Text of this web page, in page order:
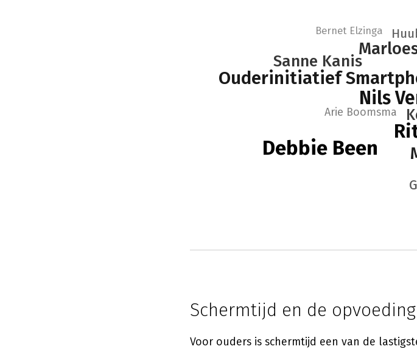
Debbie Been
Nils
Ouderinitiatief
Sanne Kanis
Arie Boomsma
Bernet Elzinga
Schermtijd en de opvoeding
Voor ouders is schermtijd een van de